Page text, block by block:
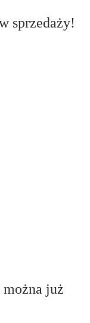
sprzedaży!
już